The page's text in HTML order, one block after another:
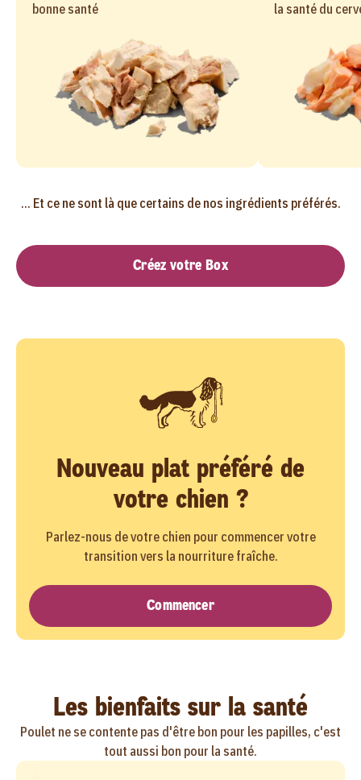
bonne santé
la santé du
... Et ce ne sont là que certains de nos ingrédients préférés.
Créez votre Box
Nouveau plat préféré de
votre chien ?
Parlez-nous de votre chien pour commencer votre
transition vers la nourriture fraîche.
Commencer
Les bienfaits sur la santé
Poulet ne se contente pas d'être bon pour les papilles, c'est
tout aussi bon pour la santé.